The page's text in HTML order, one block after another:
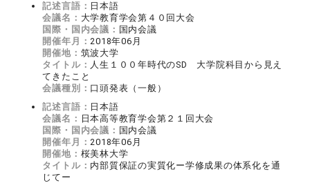
記述言語： 日本語
会議名： 大学教育学会第４０回大会
国際・国内会議： 国内会議
開催年月：2018年06月
開催地： 筑波大学
タイトル： 人生１００年時代のSD 大学院科目から見え
てきたこと
会議種別： 口頭発表（一般）
記述言語： 日本語
会議名： 日本高等教育学会第２１回大会
国際・国内会議： 国内会議
開催年月：2018年06月
開催地： 桜美林大学
タイトル： 内部質保証の実質化ー学修成果の体系化を通
じてー